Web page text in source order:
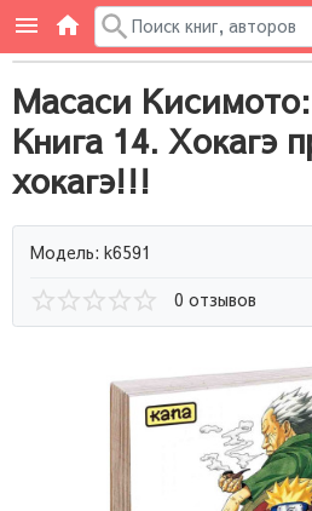
Масаси
Книга 14. Хокагэ
хокагэ!!!
Модель: k6591
0 отзывов